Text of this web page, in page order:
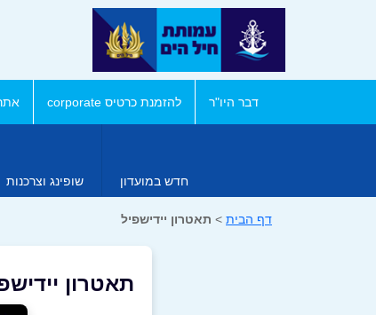
דבר היו"ר להזמנת כרטיס corporate
חדש במועדון שופינג וצרכנות
דף הבית > תאטרון יידישפיל
תאטרון